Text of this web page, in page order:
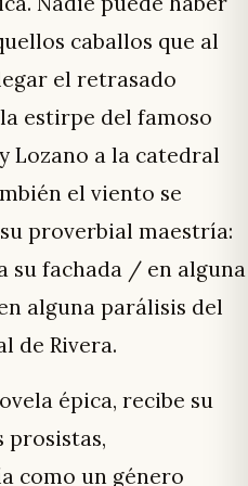
caballos que al
el retrasado
estirpe del famoso
Lozano a la catedral
el viento se
proverbial maestría:
su fachada / en alguna
alguna parálisis del
de Rivera.
épica, recibe su
prosistas,
como un género